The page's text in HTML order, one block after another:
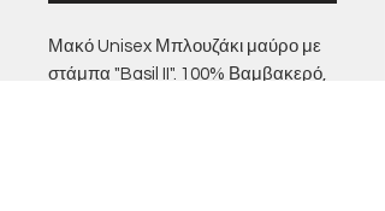
Μακό Unisex Μπλουζάκι μαύρο με
στάμπα "Basil II". 100% Βαμβακερό,